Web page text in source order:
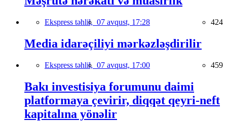
Ekspress təhlil, 07 avqust, 17:28 424
Media idarəçiliyi mərkəzləşdirilir
Ekspress təhlil, 07 avqust, 17:00 459
Bakı investisiya forumunu daimi
platformaya çevirir, diqqət qeyri-neft
kapitalına yönəlir